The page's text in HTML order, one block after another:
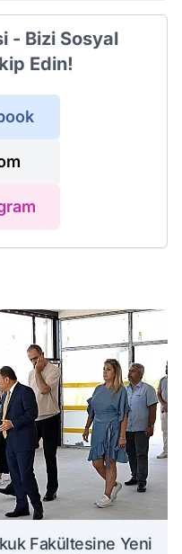
- Bizi Sosyal
Edin!
Fakültesine Yeni